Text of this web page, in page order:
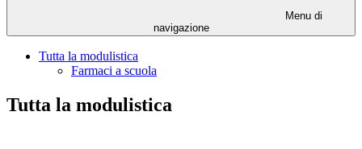
Menu di
navigazione
Tutta la modulistica
Farmaci a scuola
Tutta la modulistica